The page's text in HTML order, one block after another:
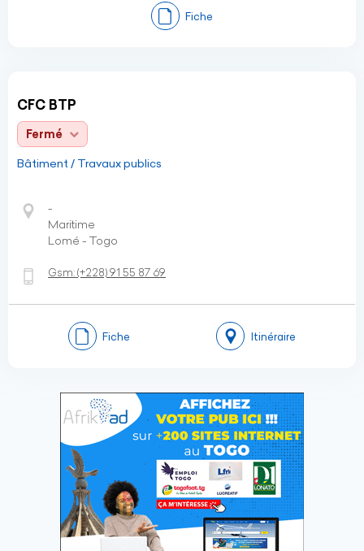
Fiche
CFC BTP
Fermé
Bâtiment / Travaux publics
-
Maritime
Lomé - Togo
Gsm:(+228)91 55 87 69
Fiche Itinéraire